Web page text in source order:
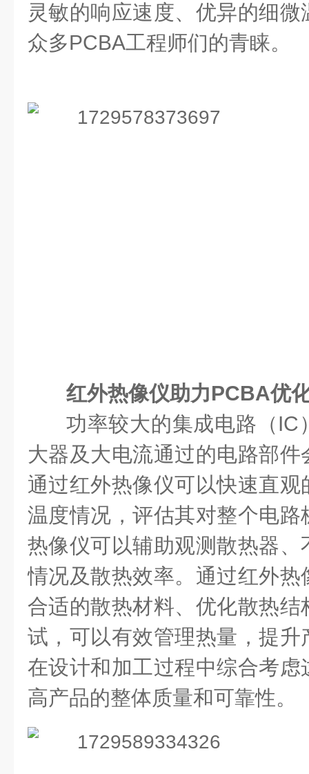
灵敏的响应速度、优异的细
众多PCBA工程师们的青睐。
红外热像仪助力PCBA优
功率较大的集成电路（IC
大器及 大电流通过的电路部
通过红外热像仪可以快速直
温度情况，评估其对整个电路
热像仪可以辅助观测散热器
情况及散热效率。 通过红外热
合适的散热材料、优化散热
试，可以有效管理热量，提
在设计和加工过程中综合考
高产品的整体质量和可靠性。